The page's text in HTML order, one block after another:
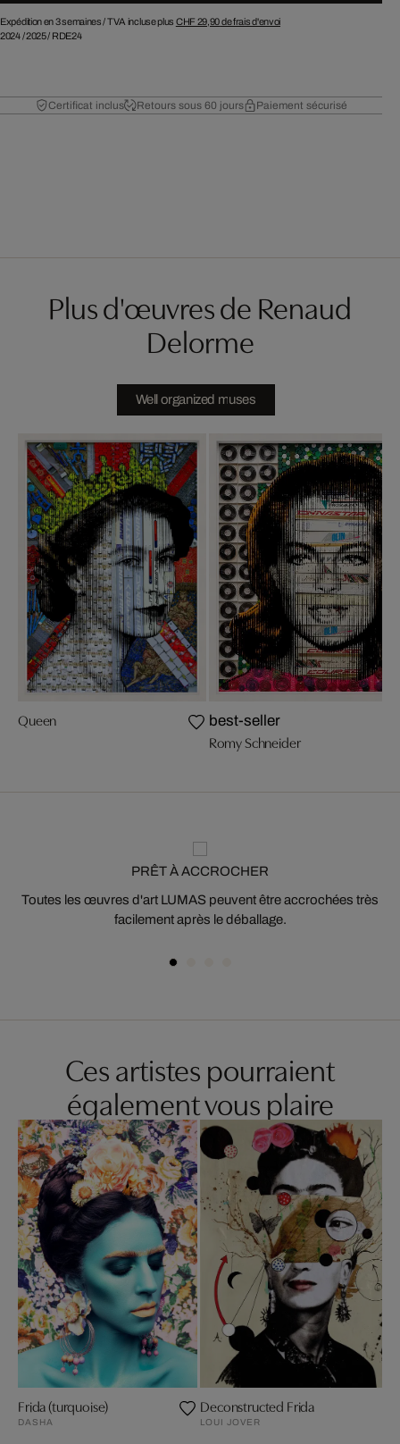
Expédition en 3 semaines /TVA incluse plus CHF 29,90de frais d'envoi
2024/2025/ RDE24
Certificat inclus Retours sous 60 jours Paiement sécurisé
Plus d'œuvres de Renaud
Delorme
Well organized muses
Queen best-seller
Romy Schneider
PRÊT À ACCROCHER
Toutes les œuvres d'art LUMAS peuvent être accrochées très
facilement après le déballage.
Ces artistes pourraient
également vous plaire
Frida (turquoise)
DASHA
Deconstructed Frida
LOUI JOVER